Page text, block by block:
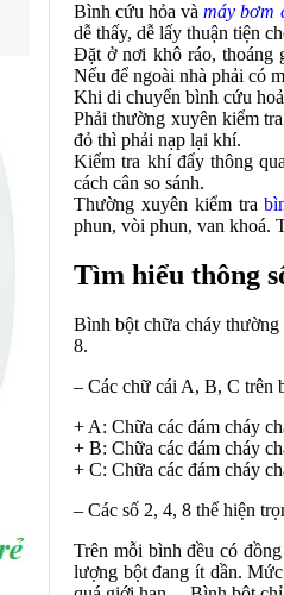
Bình cứu hỏa vàmáy bơm
dễ thấy, dễ lấy thuận tiện
Đặt ở nơi khô ráo, thoáng
Nếu để ngoài nhà phải có
Khi di chuyển bình cứu hoả
Phải thường xuyên kiểm
đỏ thì phải nạp lại khí.
Kiểm tra khí đẩy thông
cách cân so sánh.
Thường xuyên kiểm tra
phun, vòi phun, van khoá.
Tìm hiểu thông
Bình bột chữa cháy
8.
– Các chữ cái A, B, C trên
+ A: Chữa các đám cháy
+ B: Chữa các đám cháy
+ C: Chữa các đám cháy
– Các số 2, 4, 8 thể hiện
Trên mỗi bình đều có
lượng bột đang ít dần.